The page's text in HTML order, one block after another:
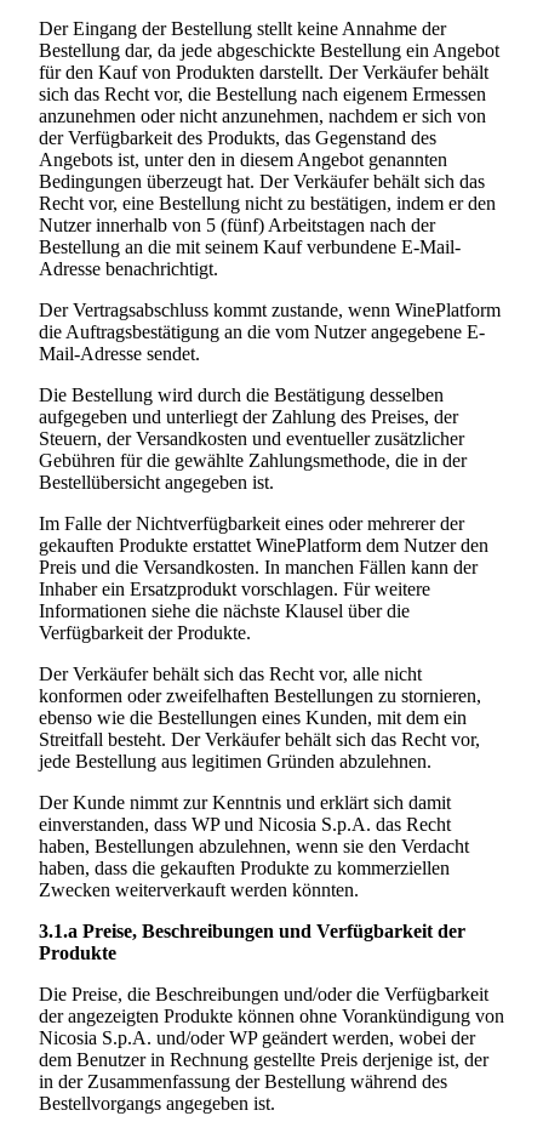
Der Eingang der Bestellung stellt keine Annahme der
Bestellung dar, da jede abgeschickte Bestellung ein Angebot
für den Kauf von Produkten darstellt. Der Verkäufer behält
sich das Recht vor, die Bestellung nach eigenem Ermessen
anzunehmen oder nicht anzunehmen, nachdem er sich von
der Verfügbarkeit des Produkts, das Gegenstand des
Angebots ist, unter den in diesem Angebot genannten
Bedingungen überzeugt hat. Der Verkäufer behält sich das
Recht vor, eine Bestellung nicht zu bestätigen, indem er den
Nutzer innerhalb von 5 (fünf) Arbeitstagen nach der
Bestellung an die mit seinem Kauf verbundene E-Mail-
Adresse benachrichtigt.
Der Vertragsabschluss kommt zustande, wenn WinePlatform
die Auftragsbestätigung an die vom Nutzer angegebene E-
Mail-Adresse sendet.
Die Bestellung wird durch die Bestätigung desselben
aufgegeben und unterliegt der Zahlung des Preises, der
Steuern, der Versandkosten und eventueller zusätzlicher
Gebühren für die gewählte Zahlungsmethode, die in der
Bestellübersicht angegeben ist.
Im Falle der Nichtverfügbarkeit eines oder mehrerer der
gekauften Produkte erstattet WinePlatform dem Nutzer den
Preis und die Versandkosten. In manchen Fällen kann der
Inhaber ein Ersatzprodukt vorschlagen. Für weitere
Informationen siehe die nächste Klausel über die
Verfügbarkeit der Produkte.
Der Verkäufer behält sich das Recht vor, alle nicht
konformen oder zweifelhaften Bestellungen zu stornieren,
ebenso wie die Bestellungen eines Kunden, mit dem ein
Streitfall besteht. Der Verkäufer behält sich das Recht vor,
jede Bestellung aus legitimen Gründen abzulehnen.
Der Kunde nimmt zur Kenntnis und erklärt sich damit
einverstanden, dass WP und Nicosia S.p.A. das Recht
haben, Bestellungen abzulehnen, wenn sie den Verdacht
haben, dass die gekauften Produkte zu kommerziellen
Zwecken weiterverkauft werden könnten.
3.1.a Preise, Beschreibungen und Verfügbarkeit der
Produkte
Die Preise, die Beschreibungen und/oder die Verfügbarkeit
der angezeigten Produkte können ohne Vorankündigung von
Nicosia S.p.A. und/oder WP geändert werden, wobei der
dem Benutzer in Rechnung gestellte Preis derjenige ist, der
in der Zusammenfassung der Bestellung während des
Bestellvorgangs angegeben ist.